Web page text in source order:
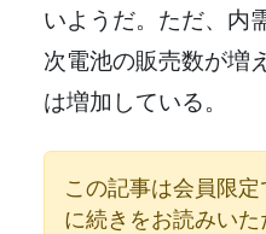
いようだ。ただ、内
次電池の販売数が増
は増加している。
この記事は会員限
に続きをお読みいた